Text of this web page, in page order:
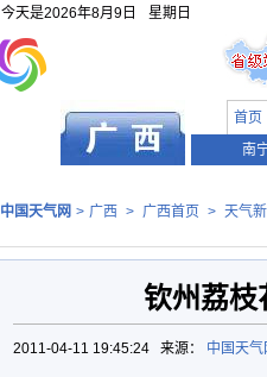
今天是2026年8月9日 星期日
首页
南
中国天气网 > 广西 > 广西首页 > 天气
钦州荔枝
2011-04-11 19:45:24 来源： 中国天